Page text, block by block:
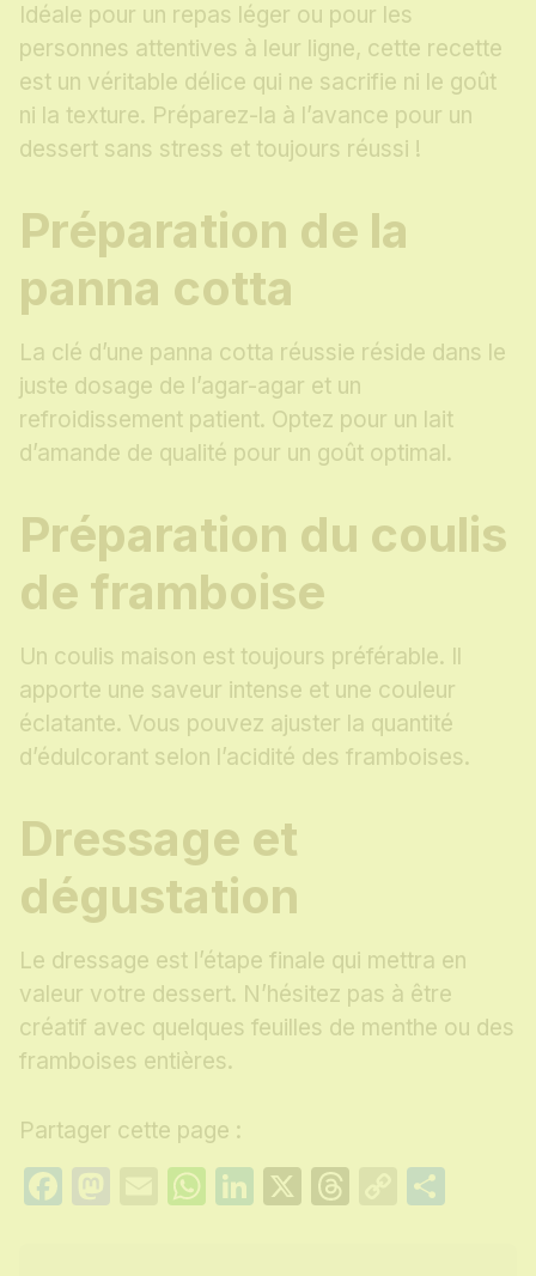
Idéale pour un repas léger ou pour les
personnes attentives à leur ligne, cette recette
est un véritable délice qui ne sacrifie ni le goût
ni la texture. Préparez-la à l’avance pour un
dessert sans stress et toujours réussi !
Préparation de la
panna cotta
La clé d’une panna cotta réussie réside dans le
juste dosage de l’agar-agar et un
refroidissement patient. Optez pour un lait
d’amande de qualité pour un goût optimal.
Préparation du coulis
de framboise
Un coulis maison est toujours préférable. Il
apporte une saveur intense et une couleur
éclatante. Vous pouvez ajuster la quantité
d’édulcorant selon l’acidité des framboises.
Dressage et
dégustation
Le dressage est l’étape finale qui mettra en
valeur votre dessert. N’hésitez pas à être
créatif avec quelques feuilles de menthe ou des
framboises entières.
Partager cette page :
Facebook
Mastodon
EmailWhatsApp
LinkedIn
X Threads
Copy